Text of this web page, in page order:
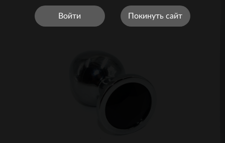
Войти Покинуть сайт